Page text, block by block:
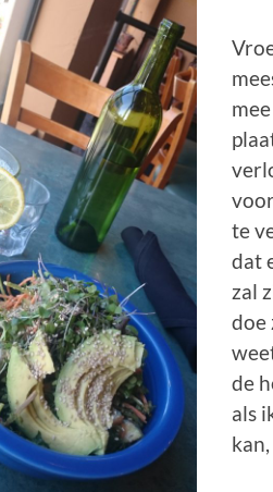
te
dat
zal
doe
de
als